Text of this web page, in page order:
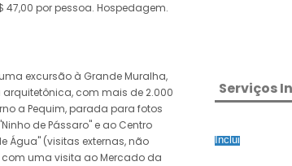
47,00 por pessoa. Hospedagem.
excursão à Grande Muralha,
com mais de 2.000
a Pequim, parada para fotos
de Pássaro" e ao Centro
Água" (visitas externas, não
uma visita ao Mercado da
Serviços
Inclui